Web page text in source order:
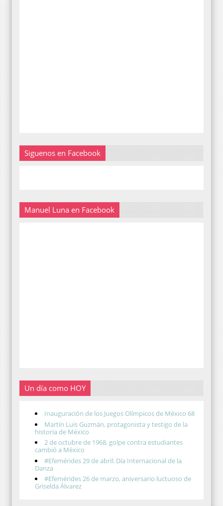
Siguenos en Facebook
Manuel Luna en Facebook
Un día como HOY
Inauguración de los Juegos Olímpicos de México 68
Martín Luis Guzmán, protagonista y testigo de la
historia de México
2 de octubre de 1968, golpe contra estudiantes
cambió a México
#Efemérides 29 de abril: Día Internacional de la
Danza
#Efemérides 26 de marzo, aniversario luctuoso de
Griselda Álvarez